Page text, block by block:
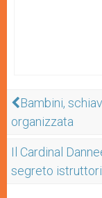
Bambini,
organizzata
Il Cardinal
segreto